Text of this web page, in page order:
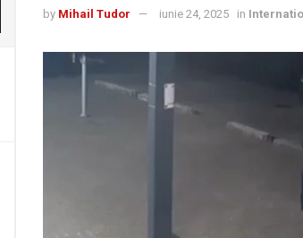
by Mihail Tudor iunie 24, 2025 in